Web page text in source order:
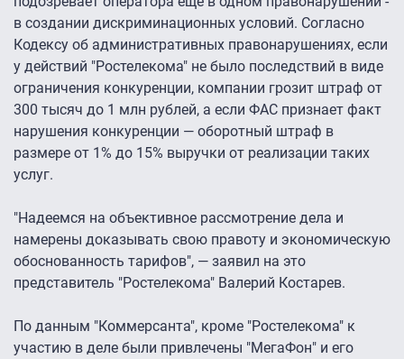
в создании дискриминационных условий. Согласно
Кодексу об административных правонарушениях, если
у действий "Ростелекома" не было последствий в виде
ограничения конкуренции, компании грозит штраф от
300 тысяч до 1 млн рублей, а если ФАС признает факт
нарушения конкуренции — оборотный штраф в
размере от 1% до 15% выручки от реализации таких
услуг.
"Надеемся на объективное рассмотрение дела и
намерены доказывать свою правоту и экономическую
обоснованность тарифов", — заявил на это
представитель "Ростелекома" Валерий Костарев.
По данным "Коммерсанта", кроме "Ростелекома" к
участию в деле были привлечены "МегаФон" и его